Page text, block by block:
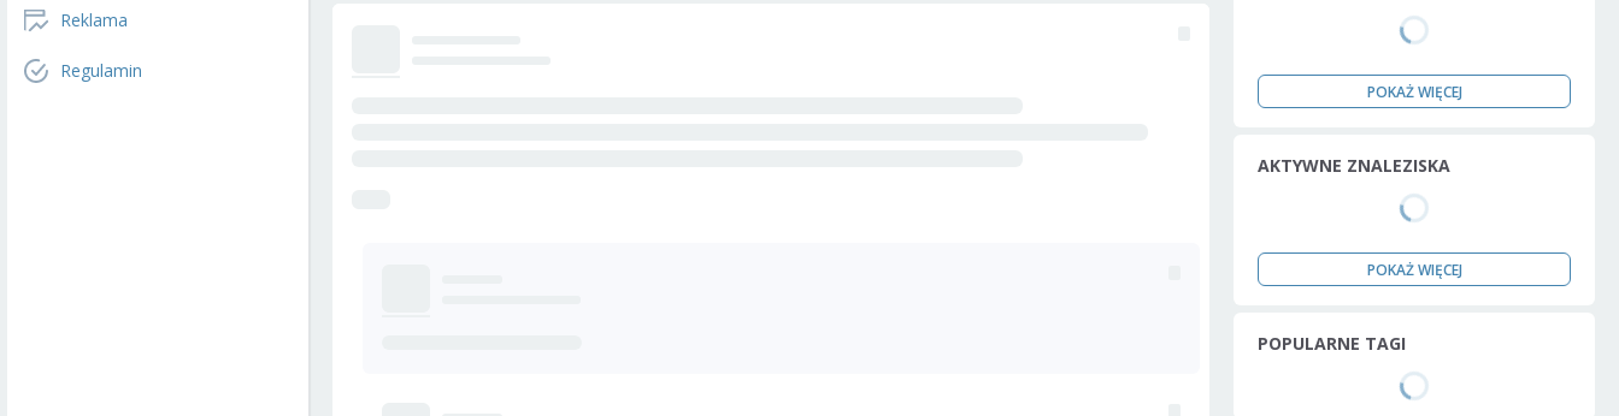
Reklama
Regulamin
POKAŻ WIĘCEJ
AKTYWNE ZNALEZISKA
POKAŻ WIĘCEJ
POPULARNE TAGI